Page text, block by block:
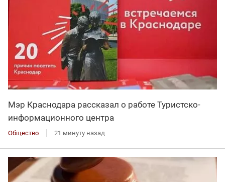
Мэр Краснодара рассказал о работе Туристско-
информационного центра
Общество 21 минуту назад